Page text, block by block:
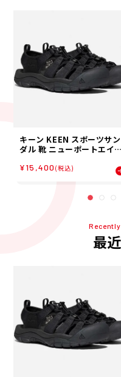
キーン KEEN スポーツサン
ダル 靴 ニューポートエイチ
58 メンズ 男性
¥15,400 (税込)
最